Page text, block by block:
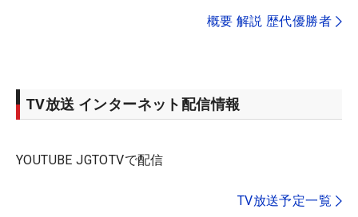
概要 解説 歴代優勝者
TV放送 インターネット配信情報
YOUTUBE JGTOTVで配信
TV放送予定一覧